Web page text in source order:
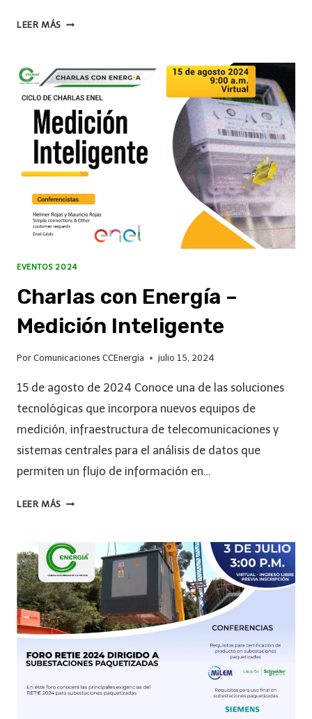
LEER MÁS
EVENTOS 2024
Charlas con Energía –
Medición Inteligente
Por Comunicaciones CCEnergía julio 15, 2024
15 de agosto de 2024 Conoce una de las soluciones
tecnológicas que incorpora nuevos equipos de
medición, infraestructura de telecomunicaciones y
sistemas centrales para el análisis de datos que
permiten un flujo de información en…
LEER MÁS